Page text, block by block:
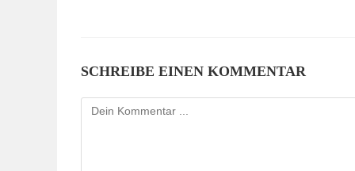
SCHREIBE EINEN KOMMENTAR
Kommentieren